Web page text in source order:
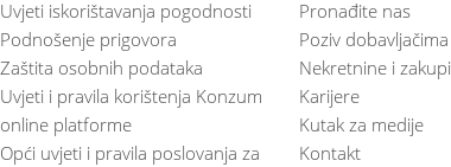
Uvjeti iskorištavanja pogodnosti
Podnošenje prigovora
Zaštita osobnih podataka
Uvjeti i pravila korištenja Konzum
online platforme
Opći uvjeti i pravila poslovanja za
Pronađite nas
Poziv dobavljačima
Nekretnine i zakupi
Karijere
Kutak za medije
Kontakt